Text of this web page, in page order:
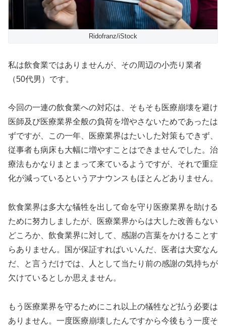
Ridofranz/iStock
私は飲食業ではありませんが、その周辺の小売り業者
（50代男）です。
今回の一連の飲食業への対応は、そもそも医療崩壊を避け
医師及び医療業界全般の負荷を増やさないためであったは
ずですが、この一年、医療業界はたいした対策もできず、
従事者も病床も大幅に増やすことはできませんでした。治
療法もかなりまとまって来ているようですが、それで重症
化が減っているというアナウンスもほとんどありません。
飲食業界は多大な犠牲を出して命を守り医療業界を助ける
ために努力しましたが、医療業界からは大した改善もない
どころか、飲食業界に対して、感謝の言葉をかけることす
らありません。国が保証すればいいんだ、医者は大変なん
だ、と言うだけでは、人として当たり前の感謝の気持ちが
欠けているとしか思えません。
もう医療業界を守るためにこれ以上の犠牲など払う必要は
ありません。一度医療崩壊したんですから今後もう一度そ